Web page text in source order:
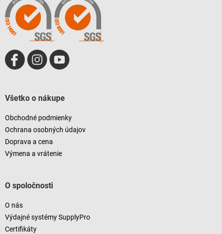
Všetko o nákupe
Obchodné podmienky
Ochrana osobných údajov
Doprava a cena
Výmena a vrátenie
O spoločnosti
O nás
Výdajné systémy SupplyPro
Certifikáty